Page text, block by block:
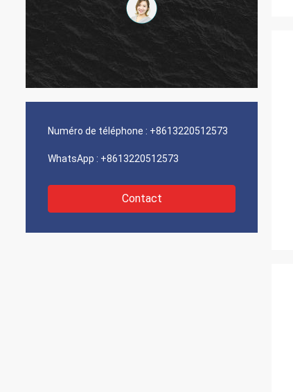
Numéro de téléphone : +8613220512573
WhatsApp : +8613220512573
Contact